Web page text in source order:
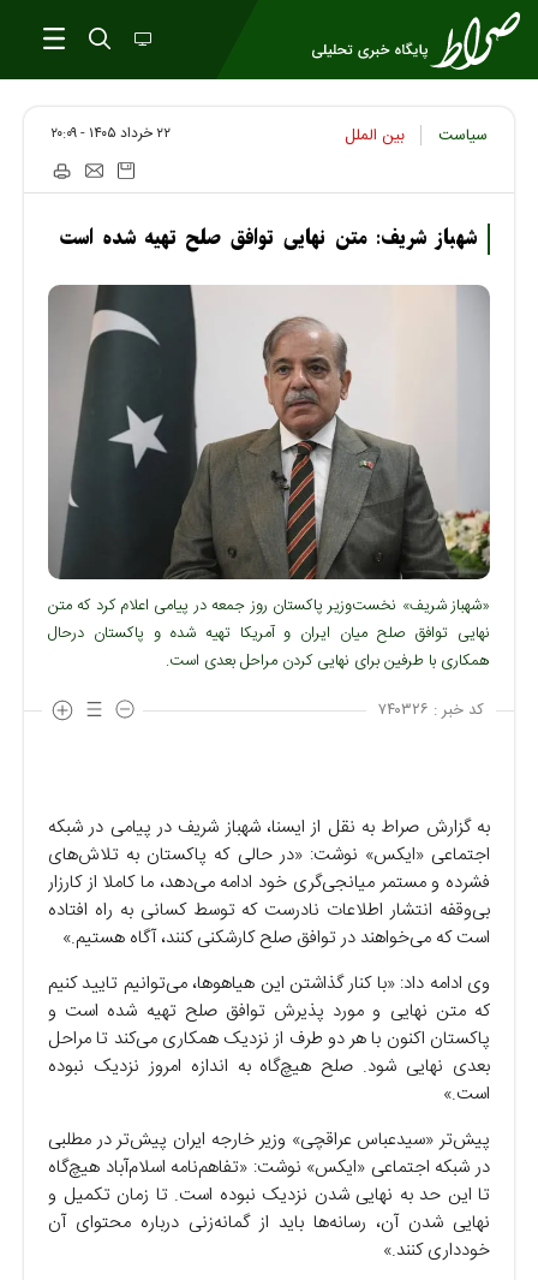
سیاست بین الملل ۲۲ خرداد ۱۴۰۵ - ۲۰:۰۹
شهباز شریف: متن نهایی توافق صلح تهیه شده است
«شهباز شریف» نخست‌وزیر پاکستان روز جمعه در پیامی اعلام کرد که متن
نهایی توافق صلح میان ایران و آمریکا تهیه شده و پاکستان درحال
همکاری با طرفین برای نهایی کردن مراحل بعدی است.
کد خبر : ۷۴۰۳۲۶
به گزارش صراط به نقل از ایسنا، شهباز شریف در پیامی در شبکه
اجتماعی «ایکس» نوشت: «در حالی که پاکستان به تلاش‌های
فشرده و مستمر میانجی‌گری خود ادامه می‌دهد، ما کاملا از کارزار
بی‌وقفه انتشار اطلاعات نادرست که توسط کسانی به راه افتاده
است که می‌خواهند در توافق صلح کارشکنی کنند، آگاه هستیم.»
وی ادامه داد: «با کنار گذاشتن این هیاهوها، می‌توانیم تایید کنیم
که متن نهایی و مورد پذیرش توافق صلح تهیه شده است و
پاکستان اکنون با هر دو طرف از نزدیک همکاری می‌کند تا مراحل
بعدی نهایی شود. صلح هیچ‌گاه به اندازه امروز نزدیک نبوده
است.»
پیش‌تر «سیدعباس عراقچی» وزیر خارجه ایران پیش‌تر در مطلبی
در شبکه اجتماعی «ایکس» نوشت: «تفاهم‌نامه اسلام‌آباد هیچ‌گاه
تا این حد به نهایی شدن نزدیک نبوده است. تا زمان تکمیل و
نهایی شدن آن، رسانه‌ها باید از گمانه‌زنی درباره محتوای آن
خودداری کنند.»